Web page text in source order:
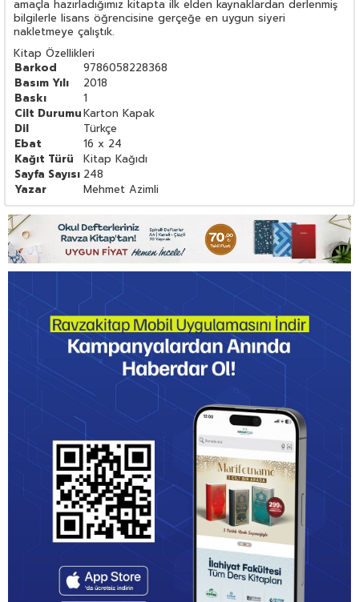
amaçla hazırladığımız kitapta ilk elden kaynaklardan derlenmiş
bilgilerle lisans öğrencisine gerçeğe en uygun siyeri
nakletmeye çalıştık.
Kitap Özellikleri
Barkod
9786058228368
Basım Yılı
2018
Baskı
1
Cilt DurumuKarton Kapak
Dil
Türkçe
Ebat
16 x 24
Kağıt Türü
Kitap Kağıdı
Sayfa Sayısı 248
Yazar
Mehmet Azimli